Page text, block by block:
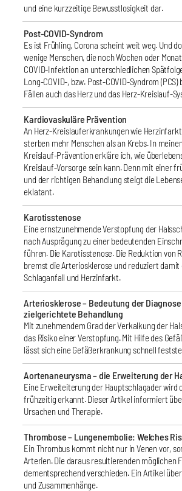
und eine kurzzeitige Bewusstlosigkeit dar.
Post-COVID-Syndrom
Es ist Frühling, Corona scheint weit weg. Und
wenige Menschen, die noch Wochen oder
COVID-Infektion an unterschiedlichen
Long-COVID-, bzw. Post-COVID-Syndrom
Fällen auch das Herz und das Herz-Kreislauf-
Kardiovaskuläre Prävention
An Herz-Kreislauferkrankungen wie
sterben mehr Menschen als an Krebs. In
Kreislauf-Prävention erkläre ich, wie
Kreislauf-Vorsorge sein kann. Denn mit einer
und der richtigen Behandlung steigt die
eklatant.
Karotisstenose
Eine ernstzunehmende Verstopfung der
nach Ausprägung zu einer bedeutenden
führen. Die Karotisstenose. Die Reduktion von
bremst die Arteriosklerose und reduziert damit
Schlaganfall und Herzinfarkt.
Arteriosklerose – Bedeutung der
zielgerichtete Behandlung
Mit zunehmendem Grad der Verkalkung der
das Risiko einer Verstopfung. Mit Hilfe des
lässt sich eine Gefäßerkrankung schnell
Aortenaneurysma – die Erweiterung der
Eine Erweiteiterung der Hauptschlagader wird
frühzeitig erkannt. Dieser Artikel informiert
Ursachen und Therapie.
Thrombose – Lungenembolie: Welches
Ein Thrombus kommt nicht nur in Venen vor,
Arterien. Die daraus resultierenden möglichen
dementsprechend verschieden. Ein Artikel
und Zusammenhänge.